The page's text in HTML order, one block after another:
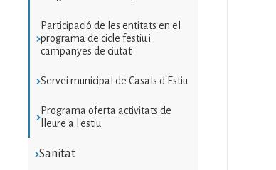
Participació de les entitats en el
programa de cicle festiu i
campanyes de ciutat
Servei municipal de Casals d'Estiu
Programa oferta activitats de
lleure a l'estiu
Sanitat